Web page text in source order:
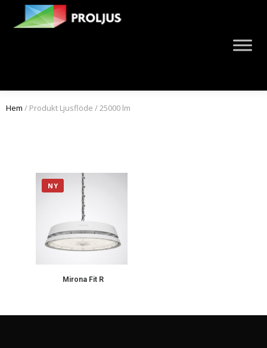
Hem / Produkt Ljusflöde / 25000 lm
NY
Mirona Fit R